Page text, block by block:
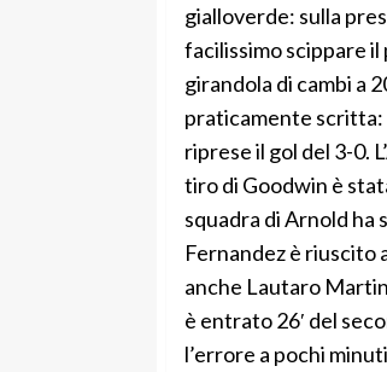
gialloverde: sulla
facilissimo scippare il
girandola di cambi a
praticamente scritta:
riprese il gol del 3-0.
tiro di Goodwin è
squadra di Arnold ha
Fernandez è riuscito
anche Lautaro
è entrato 26′ del
l’errore a pochi